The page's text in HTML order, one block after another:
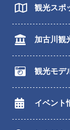
観光スポ
加古川観
観光モデ
イベント